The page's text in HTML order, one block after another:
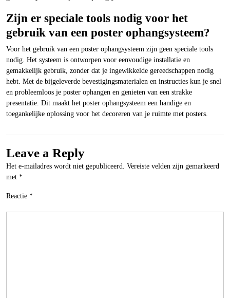
Zijn er speciale tools nodig voor het
gebruik van een poster ophangsysteem?
Voor het gebruik van een poster ophangsysteem zijn geen speciale tools
nodig. Het systeem is ontworpen voor eenvoudige installatie en
gemakkelijk gebruik, zonder dat je ingewikkelde gereedschappen nodig
hebt. Met de bijgeleverde bevestigingsmaterialen en instructies kun je snel
en probleemloos je poster ophangen en genieten van een strakke
presentatie. Dit maakt het poster ophangsysteem een handige en
toegankelijke oplossing voor het decoreren van je ruimte met posters.
Leave a Reply
Het e-mailadres wordt niet gepubliceerd. Vereiste velden zijn gemarkeerd
met *
Reactie *